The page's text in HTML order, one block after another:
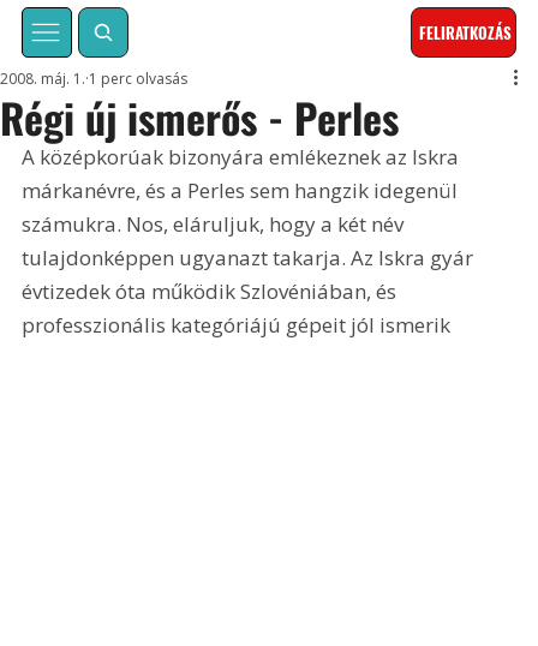
FELIRATKOZÁS
Régi új ismerős - Perles
2008. máj. 1. 1 perc olvasás
A középkorúak bizonyára emlékeznek az Iskra
márkanévre, és a Perles sem hangzik idegenül
számukra. Nos, eláruljuk, hogy a két név
tulajdonképpen ugyanazt takarja. Az Iskra gyár
évtizedek óta működik Szlovéniában, és
professzionális kategóriájú gépeit jól ismerik